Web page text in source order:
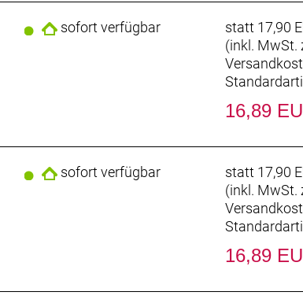
sofort verfügbar statt 17,90
(inkl. MwSt.
16,89
sofort verfügbar statt 17,90
(inkl. MwSt.
16,89